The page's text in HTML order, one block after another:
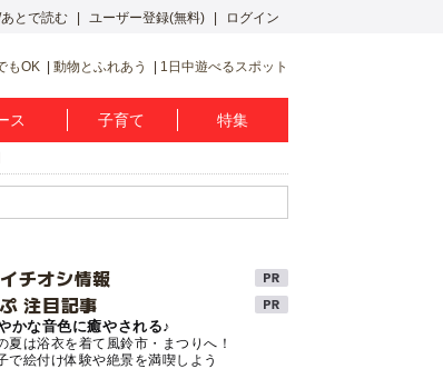
とで読む ユーザー登録(無料) ログイン
もOK 動物とふれあう 1日中遊べるスポット
ス 子育て 特集
チオシ情報
注目記事
かな音色に癒やされる♪
夏は浴衣を着て風鈴市・まつりへ！
で絵付け体験や絶景を満喫しよう